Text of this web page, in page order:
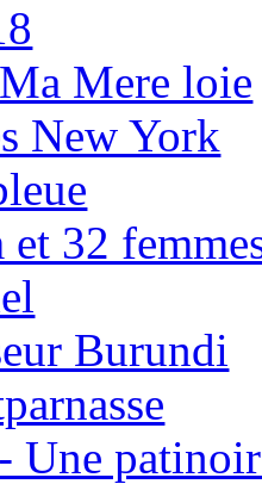
Mere loie
New York
et 32
Burundi
Une